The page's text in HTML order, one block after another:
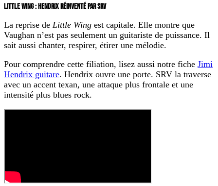
LITTLE WING : HENDRIX RÉINVENTÉ PAR SRV
La reprise de Little Wing est capitale. Elle montre que
Vaughan n’est pas seulement un guitariste de puissance. Il
sait aussi chanter, respirer, étirer une mélodie.
Pour comprendre cette filiation, lisez aussi notre fiche Jimi
Hendrix guitare. Hendrix ouvre une porte. SRV la traverse
avec un accent texan, une attaque plus frontale et une
intensité plus blues rock.